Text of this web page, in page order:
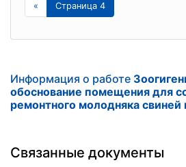
« Страница 4
Информация о работе
обоснование помещения для
ремонтного молодняка свиней
Связанные документы